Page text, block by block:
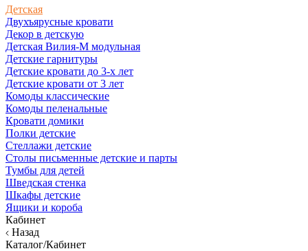
Детская
Двухъярусные кровати
Декор в детскую
Детская Вилия-М модульная
Детские гарнитуры
Детские кровати до 3-х лет
Детские кровати от 3 лет
Комоды классические
Комоды пеленальные
Кровати домики
Полки детские
Стеллажи детские
Столы письменные детские и парты
Тумбы для детей
Шведская стенка
Шкафы детские
Ящики и короба
Кабинет
Назад
Каталог/Кабинет